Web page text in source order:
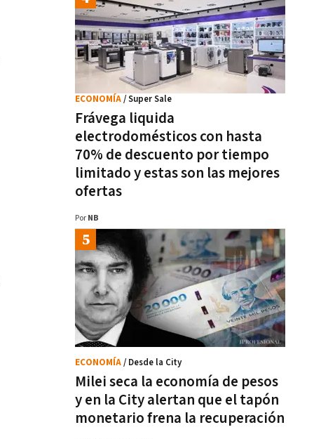
Frávega liquida
electrodomésticos con hasta
70% de descuento por tiempo
limitado y estas son las mejores
ofertas
ECONOMÍA/ Super Sale
Por NB
Milei seca la economía de pesos
y en la City alertan que el tapón
monetario frena la recuperación
ECONOMÍA/ Desde la City